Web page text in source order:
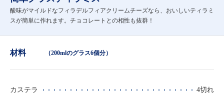
酸味がマイルドなフィラデルフィアクリームチーズなら、おいしいティラミ
スが簡単に作れます。チョコレートとの相性も抜群！
材料 （200mlのグラス6個分）
カステラ 4切れ